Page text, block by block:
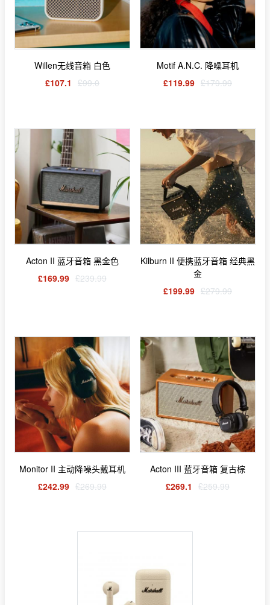
Willen无线音箱 白色
£107.1 £99.0
Motif A.N.C. 降噪耳机
£119.99 £179.99
Acton II 蓝牙音箱 黑金色
£169.99 £239.99
Kilburn II 便携蓝牙音箱 经典黑
金
£199.99 £279.99
Monitor II 主动降噪头戴耳机
£242.99 £269.99
Acton III 蓝牙音箱 复古棕
£269.1 £259.99